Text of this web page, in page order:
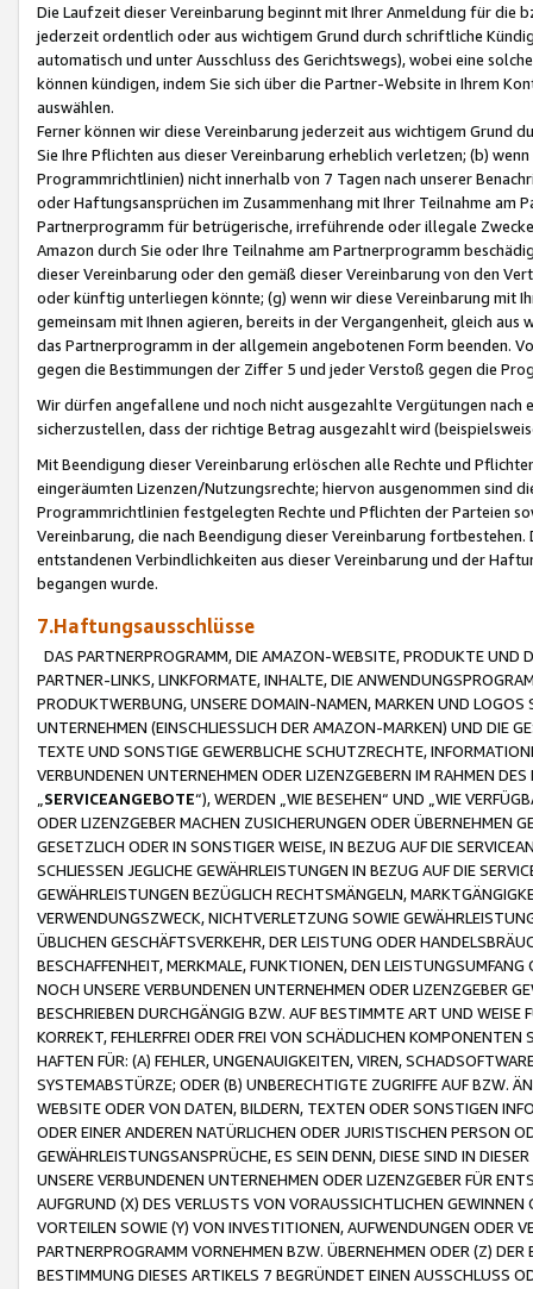
Die Laufzeit dieser Vereinbarung beginnt mit Ihrer Anmeldung für die
jederzeit ordentlich oder aus wichtigem Grund durch schriftliche
automatisch und unter Ausschluss des Gerichtswegs), wobei eine
können kündigen, indem Sie sich über die Partner-Website in Ihrem
auswählen.
Ferner können wir diese Vereinbarung jederzeit aus wichtigem Grund
Sie Ihre Pflichten aus dieser Vereinbarung erheblich verletzen; (b)
Programmrichtlinien) nicht innerhalb von 7 Tagen nach unserer
oder Haftungsansprüchen im Zusammenhang mit Ihrer Teilnahme am
Partnerprogramm für betrügerische, irreführende oder illegale
Amazon durch Sie oder Ihre Teilnahme am Partnerprogramm
dieser Vereinbarung oder den gemäß dieser Vereinbarung von den
oder künftig unterliegen könnte; (g) wenn wir diese Vereinbarung mit
gemeinsam mit Ihnen agieren, bereits in der Vergangenheit, gleich
das Partnerprogramm in der allgemein angebotenen Form beenden.
gegen die Bestimmungen der Ziffer 5 und jeder Verstoß gegen die
Wir dürfen angefallene und noch nicht ausgezahlte Vergütungen
sicherzustellen, dass der richtige Betrag ausgezahlt wird
Mit Beendigung dieser Vereinbarung erlöschen alle Rechte und
eingeräumten Lizenzen/Nutzungsrechte; hiervon ausgenommen sind
Programmrichtlinien festgelegten Rechte und Pflichten der Parteien
Vereinbarung, die nach Beendigung dieser Vereinbarung
entstandenen Verbindlichkeiten aus dieser Vereinbarung und der
begangen wurde.
7.Haftungsausschlüsse
DAS PARTNERPROGRAMM, DIE AMAZON-WEBSITE, PRODUKTE UND
PARTNER-LINKS, LINKFORMATE, INHALTE, DIE
PRODUKTWERBUNG, UNSERE DOMAIN-NAMEN, MARKEN UND
UNTERNEHMEN (EINSCHLIESSLICH DER AMAZON-MARKEN) UND DIE
TEXTE UND SONSTIGE GEWERBLICHE SCHUTZRECHTE,
VERBUNDENEN UNTERNEHMEN ODER LIZENZGEBERN IM RAHMEN
SERVICEANGEBOTE“), WERDEN „WIE BESEHEN“ UND „WIE
ODER LIZENZGEBER MACHEN ZUSICHERUNGEN ODER ÜBERNEHMEN
GESETZLICH ODER IN SONSTIGER WEISE, IN BEZUG AUF DIE
SCHLIESSEN JEGLICHE GEWÄHRLEISTUNGEN IN BEZUG AUF DIE
GEWÄHRLEISTUNGEN BEZÜGLICH RECHTSMÄNGELN,
VERWENDUNGSZWECK, NICHTVERLETZUNG SOWIE
ÜBLICHEN GESCHÄFTSVERKEHR, DER LEISTUNG ODER
BESCHAFFENHEIT, MERKMALE, FUNKTIONEN, DEN
NOCH UNSERE VERBUNDENEN UNTERNEHMEN ODER LIZENZGEBER
BESCHRIEBEN DURCHGÄNGIG BZW. AUF BESTIMMTE ART UND
KORREKT, FEHLERFREI ODER FREI VON SCHÄDLICHEN
HAFTEN FÜR: (A) FEHLER, UNGENAUIGKEITEN, VIREN,
SYSTEMABSTÜRZE; ODER (B) UNBERECHTIGTE ZUGRIFFE AUF BZW.
WEBSITE ODER VON DATEN, BILDERN, TEXTEN ODER SONSTIGEN
ODER EINER ANDEREN NATÜRLICHEN ODER JURISTISCHEN PERSON
GEWÄHRLEISTUNGSANSPRÜCHE, ES SEIN DENN, DIESE SIND IN
UNSERE VERBUNDENEN UNTERNEHMEN ODER LIZENZGEBER FÜR
AUFGRUND (X) DES VERLUSTS VON VORAUSSICHTLICHEN
VORTEILEN SOWIE (Y) VON INVESTITIONEN, AUFWENDUNGEN ODER
PARTNERPROGRAMM VORNEHMEN BZW. ÜBERNEHMEN ODER (Z)
BESTIMMUNG DIESES ARTIKELS 7 BEGRÜNDET EINEN AUSSCHLUSS